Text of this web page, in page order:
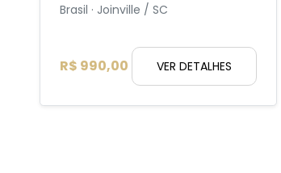
Brasil · Joinville / SC
R$ 990,00 VER DETALHES